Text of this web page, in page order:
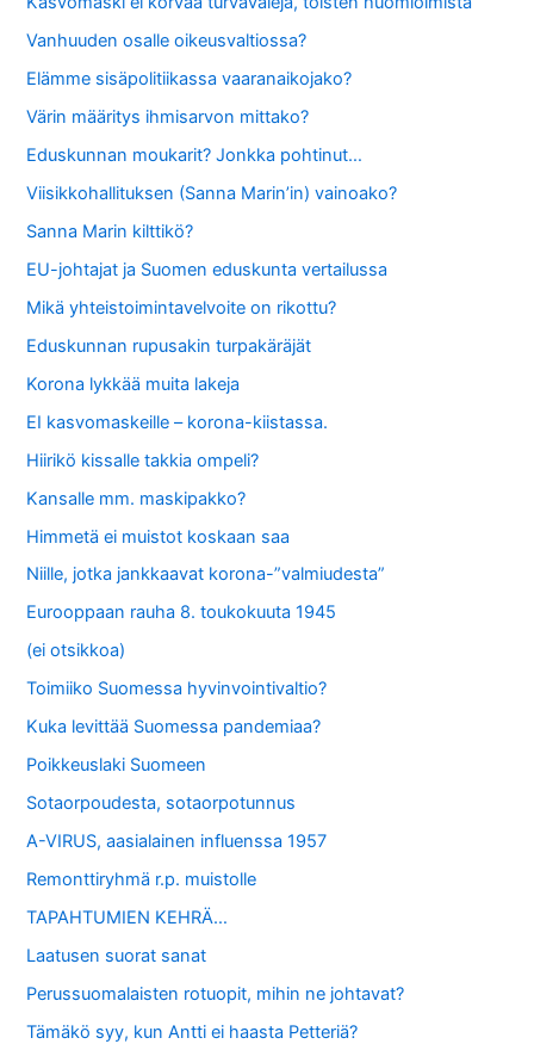
Vanhuuden osalle oikeusvaltiossa?
Elämme sisäpolitiikassa vaaranaikojako?
Värin määritys ihmisarvon mittako?
Eduskunnan moukarit? Jonkka pohtinut…
Viisikkohallituksen (Sanna Marin’in) vainoako?
Sanna Marin kilttikö?
EU-johtajat ja Suomen eduskunta vertailussa
Mikä yhteistoimintavelvoite on rikottu?
Eduskunnan rupusakin turpakäräjät
Korona lykkää muita lakeja
EI kasvomaskeille – korona-kiistassa.
Hiirikö kissalle takkia ompeli?
Kansalle mm. maskipakko?
Himmetä ei muistot koskaan saa
Niille, jotka jankkaavat korona-”valmiudesta”
Eurooppaan rauha 8. toukokuuta 1945
(ei otsikkoa)
Toimiiko Suomessa hyvinvointivaltio?
Kuka levittää Suomessa pandemiaa?
Poikkeuslaki Suomeen
Sotaorpoudesta, sotaorpotunnus
A-VIRUS, aasialainen influenssa 1957
Remonttiryhmä r.p. muistolle
TAPAHTUMIEN KEHRÄ…
Laatusen suorat sanat
Perussuomalaisten rotuopit, mihin ne johtavat?
Tämäkö syy, kun Antti ei haasta Petteriä?